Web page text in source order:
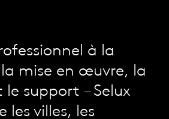
à la
mise en œuvre, la
support – Selux
villes, les